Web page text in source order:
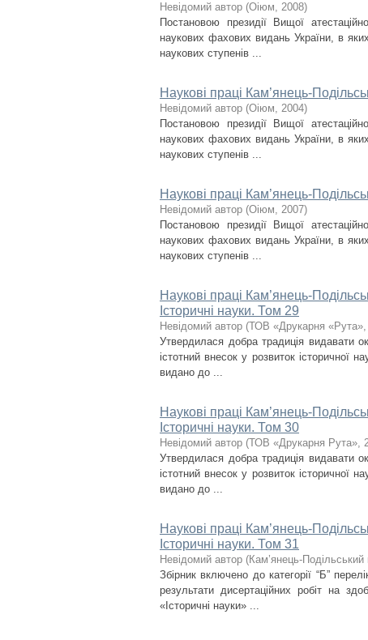
Невідомий автор (Оіюм, 2008)
Постановою президії Вищої
наукових фахових видань України, в
наукових ступенів ...
Наукові праці Кам’янець-
Невідомий автор (Оіюм, 2004)
Постановою президії Вищої
наукових фахових видань України, в
наукових ступенів ...
Наукові праці Кам’янець-
Невідомий автор (Оіюм, 2007)
Постановою президії Вищої
наукових фахових видань України, в
наукових ступенів ...
Наукові праці Кам’янець-
Історичні науки. Том 29
Невідомий автор (ТОВ «Друкарня «Рута»,
Утвердилася добра традиція видавати
істотний внесок у розвиток історичної
видано до ...
Наукові праці Кам’янець-
Історичні науки. Том 30
Невідомий автор (ТОВ «Друкарня Рута»,
Утвердилася добра традиція видавати
істотний внесок у розвиток історичної
видано до ...
Наукові праці Кам’янець-
Історичні науки. Том 31
Невідомий автор (Кам’янець-Подільський
Збірник включено до категорії “Б”
результати дисертаційних робіт на
«Історичні науки» ...